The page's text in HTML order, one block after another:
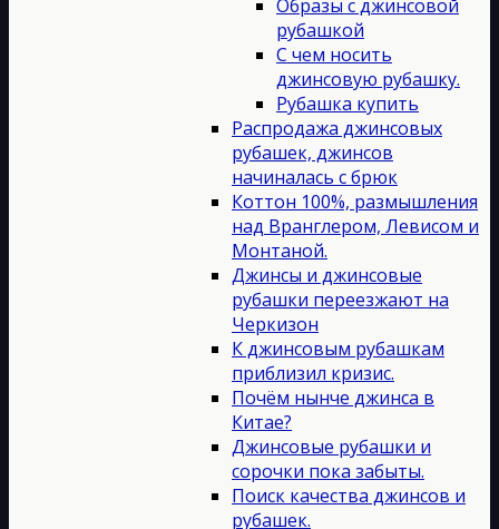
Образы с джинсовой
рубашкой
С чем носить
джинсовую рубашку.
Рубашка купить
Распродажа джинсовых
рубашек, джинсов
начиналась с брюк
Коттон 100%, размышления
над Вранглером, Левисом и
Монтаной.
Джинсы и джинсовые
рубашки переезжают на
Черкизон
К джинсовым рубашкам
приблизил кризис.
Почём нынче джинса в
Китае?
Джинсовые рубашки и
сорочки пока забыты.
Поиск качества джинсов и
рубашек.